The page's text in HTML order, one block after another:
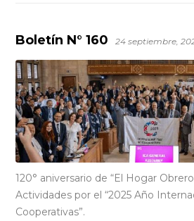
Boletín N° 160 24 septiembre,
120° aniversario de “El Hogar
Actividades por el “2025 Año
Cooperativas”.